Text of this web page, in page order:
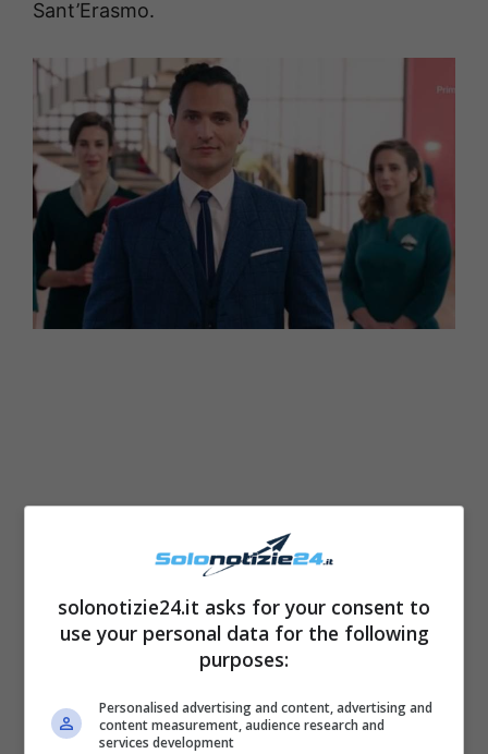
Sant’Erasmo.
Il tutto, comunque sia, non finisce di certo qui
dato che nel mirino dell’attenzione del web
troviamo un nuovo rumors che riguarda la
solonotizie24.it asks for your consent to
use your personal data for the following
purposes:
Personalised advertising and content, advertising and
content measurement, audience research and
services development